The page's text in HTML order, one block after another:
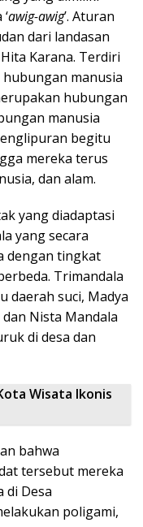
awig-awig’. Aturan
dari landasan
Karana. Terdiri
manusia
hubungan
manusia
begitu
mereka terus
dan alam.
yang diadaptasi
yang secara
dengan tingkat
Trimandala
daerah suci, Madya
Nista Mandala
di desa dan
Wisata Ikonis
bahwa
tersebut mereka
di Desa
poligami,